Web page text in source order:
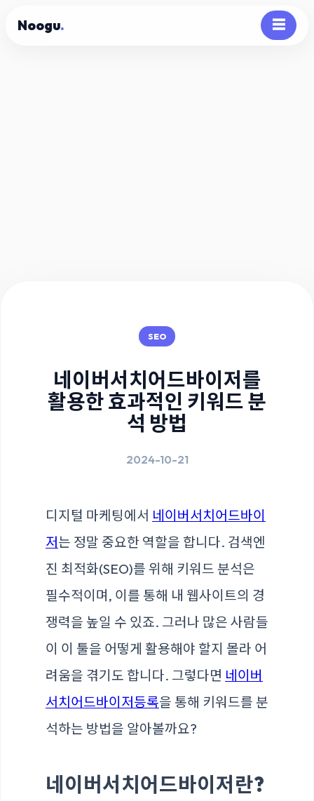
Noogu. ☰
SEO
네이버서치어드바이저를
활용한 효과적인 키워드 분
석 방법
2024-10-21
디지털 마케팅에서 네이버서치어드바이
저는 정말 중요한 역할을 합니다. 검색엔
진 최적화(SEO)를 위해 키워드 분석은
필수적이며, 이를 통해 내 웹사이트의 경
쟁력을 높일 수 있죠. 그러나 많은 사람들
이 이 툴을 어떻게 활용해야 할지 몰라 어
려움을 겪기도 합니다. 그렇다면 네이버
서치어드바이저등록을 통해 키워드를 분
석하는 방법을 알아볼까요?
네이버서치어드바이저란?